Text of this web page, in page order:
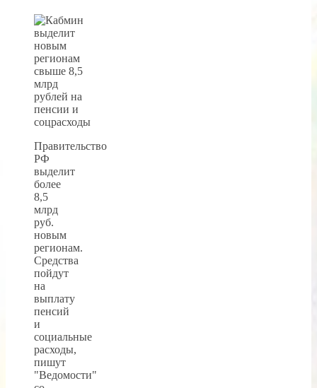
Правительство
РФ
выделит
более
8,5
млрд
руб.
новым
регионам.
Средства
пойдут
на
выплату
пенсий
и
социальные
расходы,
пишут
"Ведомости"